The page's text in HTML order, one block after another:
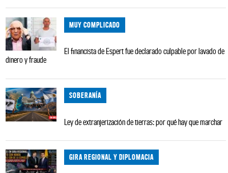
MUY COMPLICADO
El financista de Espert fue declarado culpable por lavado de
dinero y fraude
SOBERANÍA
Ley de extranjerización de tierras: por qué hay que marchar
GIRA REGIONAL Y DIPLOMACIA